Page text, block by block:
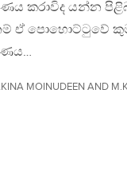
කරාවිද යන්න
ඒ පොහොට්ටුවේ
MOINUDEEN AND